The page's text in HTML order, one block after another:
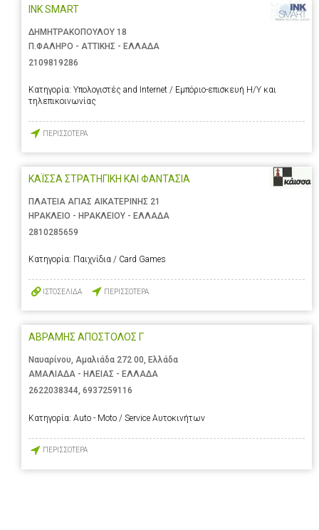
INK SMART
ΔΗΜΗΤΡΑΚΟΠΟΥΛΟΥ 18
Π.ΦΑΛΗΡΟ - ΑΤΤΙΚΗΣ - ΕΛΛΑΔΑ
2109819286
Κατηγορία: Υπολογιστές and Internet / Εμπόριο-επισκευή Η/Υ και
τηλεπικοινωνίας
ΠΕΡΙΣΣΟΤΕΡΑ
ΚΑΪΣΣΑ ΣΤΡΑΤΗΓΙΚΗ ΚΑΙ ΦΑΝΤΑΣΙΑ
ΠΛΑΤΕΙΑ ΑΓΙΑΣ ΑΙΚΑΤΕΡΙΝΗΣ 21
ΗΡΑΚΛΕΙΟ - ΗΡΑΚΛΕΙΟΥ - ΕΛΛΑΔΑ
2810285659
Κατηγορία: Παιχνίδια / Card Games
ΙΣΤΟΣΕΛΙΔΑ ΠΕΡΙΣΣΟΤΕΡΑ
ΑΒΡΑΜΗΣ ΑΠΟΣΤΟΛΟΣ Γ
Ναυαρίνου, Αμαλιάδα 272 00, Ελλάδα
ΑΜΑΛΙΑΔΑ - ΗΛΕΙΑΣ - ΕΛΛΑΔΑ
2622038344, 6937259116
Κατηγορία: Auto - Moto / Service Αυτοκινήτων
ΠΕΡΙΣΣΟΤΕΡΑ